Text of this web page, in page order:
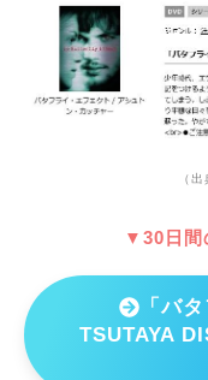
（
▼30日間
「バ
TSUTAYA